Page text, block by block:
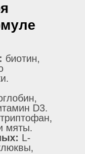
биотин,
D3.
мяты.
L-